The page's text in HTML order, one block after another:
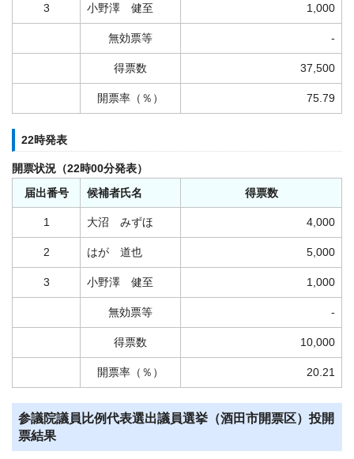
3 小野澤 健至 1,000
無効票等 -
得票数 37,500
開票率（％） 75.79
22時発表
開票状況（22時00分発表）
届出番号
候補者氏名 得票数
1 大沼 みずほ 4,000
2 はが 道也 5,000
3 小野澤 健至 1,000
無効票等 -
得票数 10,000
開票率（％） 20.21
参議院議員比例代表選出議員選挙（酒田市開票区）投開
票結果